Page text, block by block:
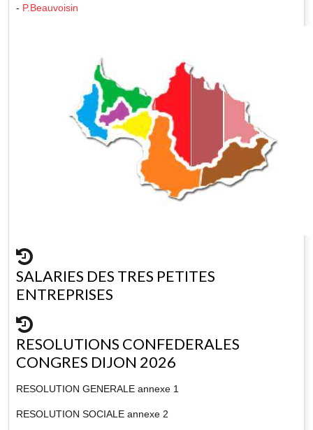
- P.Beauvoisin
SALARIES DES TRES PETITES
ENTREPRISES
RESOLUTIONS CONFEDERALES
CONGRES DIJON 2026
RESOLUTION GENERALE annexe 1
RESOLUTION SOCIALE annexe 2